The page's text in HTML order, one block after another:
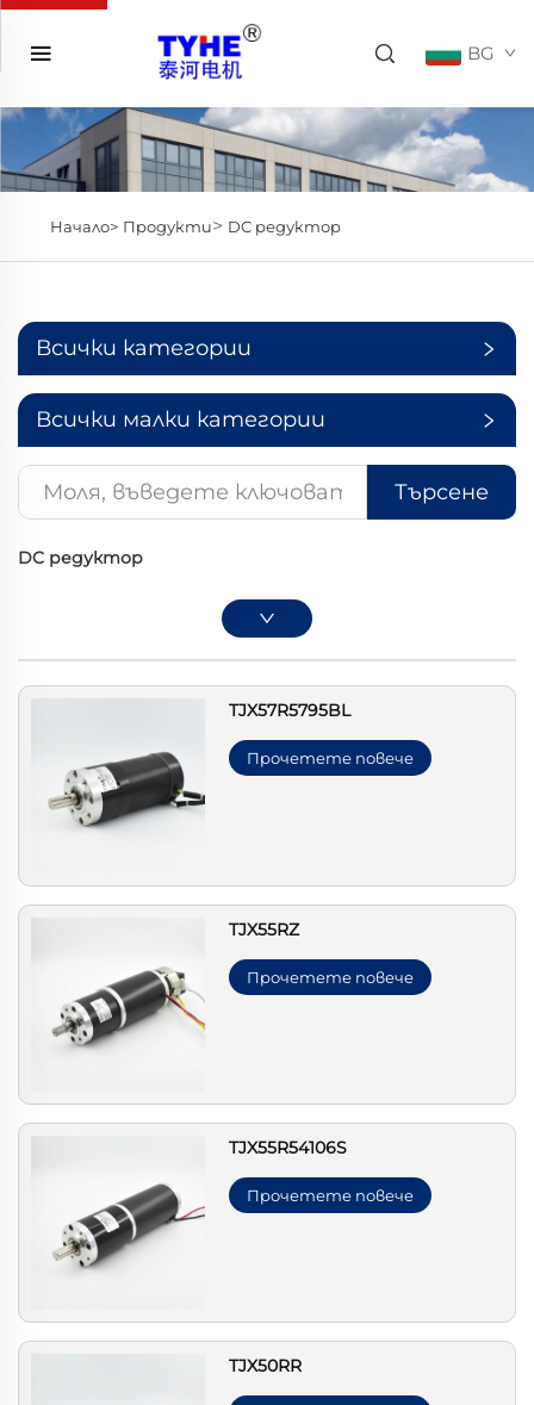
BG
Начало> Продукти> DC редуктор
Всички категории
Всички малки категории
Търсене
DC редуктор
TJX57R5795BL
Прочетете повече
TJX55RZ
Прочетете повече
TJX55R54106S
Прочетете повече
TJX50RR